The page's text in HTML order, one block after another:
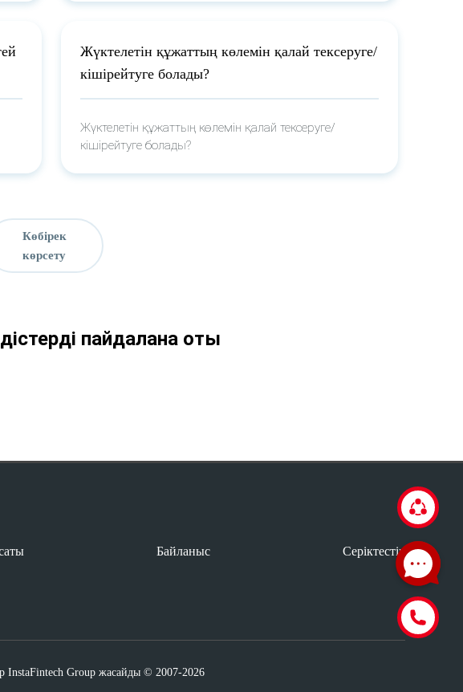
Жүктелетін құжаттың көлемін қалай тексеруге/
кішірейтуге болады?
Жүктелетін құжаттың көлемін қалай тексеруге/
кішірейтуге болады?
Көбірек
көрсету
пайдалана оты
Байланыс Серіктестік
InstaFintech Group жасайды © 2007-2026